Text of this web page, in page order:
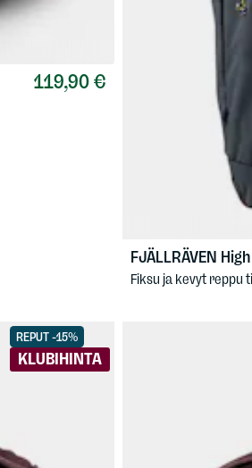
119,90 €
FJÄLLRÄVEN
Fiksu ja kevyt reppu
REPUT -15%
KLUBIHINTA